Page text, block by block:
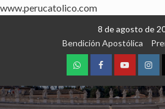
www.perucatolico.com
8 de agosto de
Bendición Apostólica
WhatsAppFacebookYoutube